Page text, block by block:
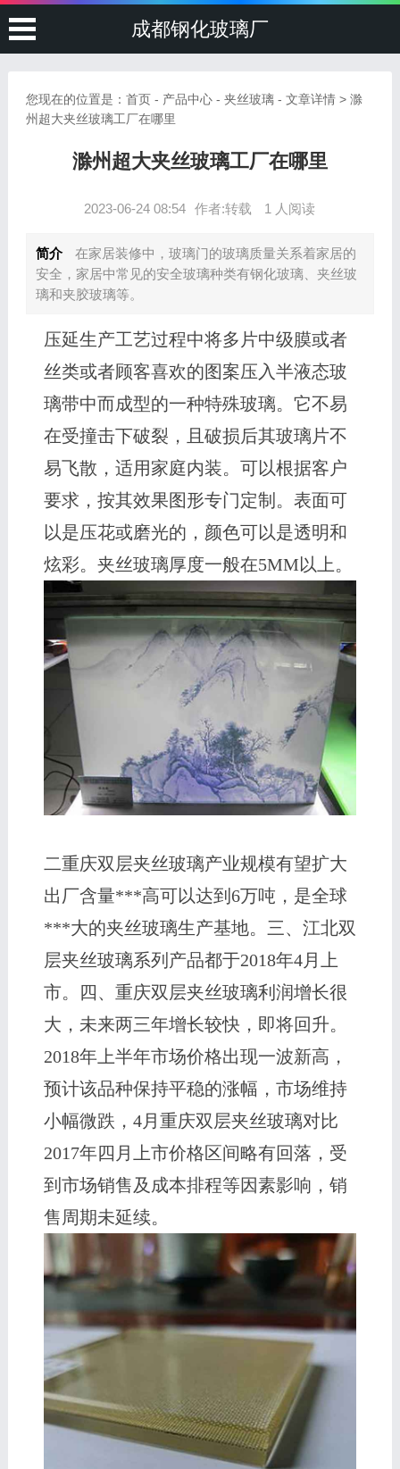
成都钢化玻璃厂
您现在的位置是： 首页- 产品中心- 夹丝玻璃- 文章详情 > 滁
州超大夹丝玻璃工厂在哪里
滁州超大夹丝玻璃工厂在哪里
2023-06-24 08:54 作者:转载 1 人阅读
简介
在家居装修中，玻璃门的玻璃质量关系着家居的
安全，家居中常见的安全玻璃种类有钢化玻璃、夹丝玻
璃和夹胶玻璃等。
压延生产工艺过程中将多片中级膜或者
丝类或者顾客喜欢的图案压入半液态玻
璃带中而成型的一种特殊玻璃。它不易
在受撞击下破裂，且破损后其玻璃片不
易飞散，适用家庭内装。可以根据客户
要求，按其效果图形专门定制。表面可
以是压花或磨光的，颜色可以是透明和
炫彩。夹丝玻璃厚度一般在5MM以上。
二重庆双层夹丝玻璃产业规模有望扩大
出厂含量***高可以达到6万吨，是全球
***大的夹丝玻璃生产基地。三、江北双
层夹丝玻璃系列产品都于2018年4月上
市。四、重庆双层夹丝玻璃利润增长很
大，未来两三年增长较快，即将回升。
2018年上半年市场价格出现一波新高，
预计该品种保持平稳的涨幅，市场维持
小幅微跌，4月重庆双层夹丝玻璃对比
2017年四月上市价格区间略有回落，受
到市场销售及成本排程等因素影响，销
售周期未延续。